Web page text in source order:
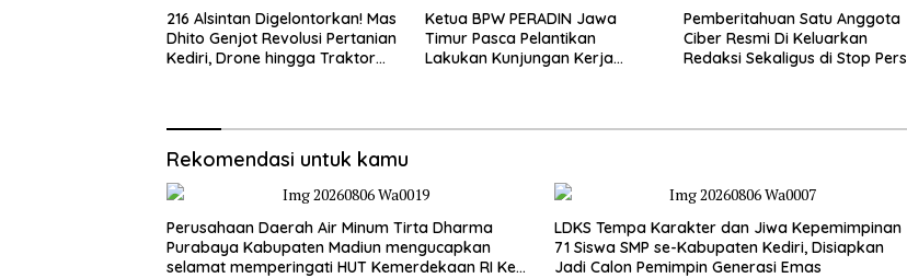
216 Alsintan Digelontorkan! Mas
Dhito Genjot Revolusi Pertanian
Kediri, Drone hingga Traktor
Ketua BPW PERADIN Jawa
Timur Pasca Pelantikan
Lakukan Kunjungan Kerja
Pemberitahuan Satu Anggota
Ciber Resmi Di Keluarkan
Redaksi Sekaligus di Stop Pers
Rekomendasi untuk kamu
Perusahaan Daerah Air Minum Tirta Dharma
Purabaya Kabupaten Madiun mengucapkan
selamat memperingati HUT Kemerdekaan RI Ke
LDKS Tempa Karakter dan Jiwa Kepemimpinan
71 Siswa SMP se-Kabupaten Kediri, Disiapkan
Jadi Calon Pemimpin Generasi Emas